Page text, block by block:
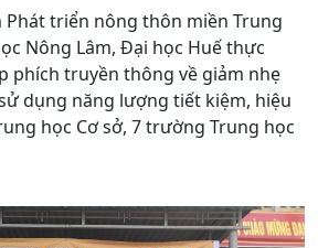
Phát triển nông thôn miền Trung
Nông Lâm, Đại học Huế thực
phích truyền thông về giảm nhẹ
dụng năng lượng tiết kiệm, hiệu
học Cơ sở, 7 trường Trung học